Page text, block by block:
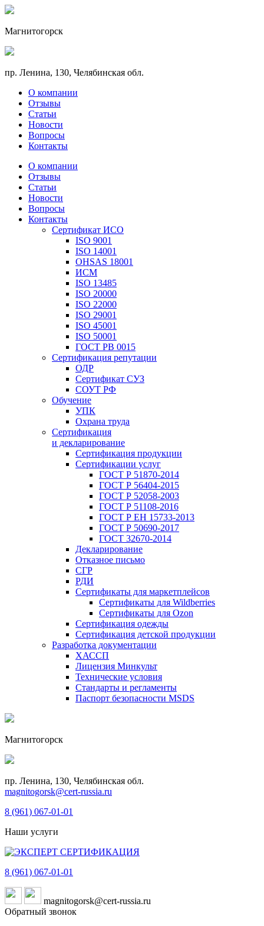
Магнитогорск
пр. Ленина, 130, Челябинская обл.
О компании
Отзывы
Статьи
Новости
Вопросы
Контакты
О компании
Отзывы
Статьи
Новости
Вопросы
Контакты
Сертификат ИСО
ISO 9001
ISO 14001
OHSAS 18001
ИСМ
ISO 13485
ISO 20000
ISO 22000
ISO 29001
ISO 45001
ISO 50001
ГОСТ РВ 0015
Сертификация репутации
ОДР
Сертификат СУЗ
СОУТ РФ
Обучение
УПК
Охрана труда
Сертификация
и декларирование
Сертификация продукции
Сертификации услуг
ГОСТ Р 51870-2014
ГОСТ Р 56404-2015
ГОСТ Р 52058-2003
ГОСТ Р 51108-2016
ГОСТ Р ЕН 15733-2013
ГОСТ Р 50690-2017
ГОСТ 32670-2014
Декларирование
Отказное письмо
СГР
РДИ
Сертификаты для маркетплейсов
Сертификаты для Wildberries
Сертификаты для Ozon
Сертификация одежды
Сертификация детской продукции
Разработка документации
ХАССП
Лицензия Минкульт
Технические условия
Стандарты и регламенты
Паспорт безопасности MSDS
Магнитогорск
пр. Ленина, 130, Челябинская обл.
magnitogorsk@cert-russia.ru
8 (961) 067-01-01
Наши услуги
8 (961) 067-01-01
magnitogorsk@cert-russia.ru
Обратный звонок